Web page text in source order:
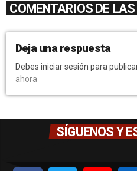
COMENTARIOS DE
Deja una respuesta
Debes iniciar sesión para
ahora
SÍGUENOS Y